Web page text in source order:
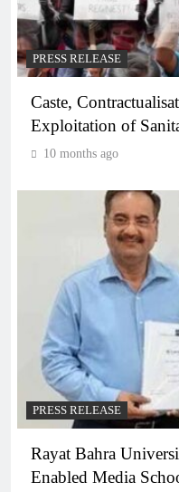
PRESS RELEASE
Caste,
Exploitation of
10 months ago
PRESS RELEASE
Rayat Bahra
Enabled Media